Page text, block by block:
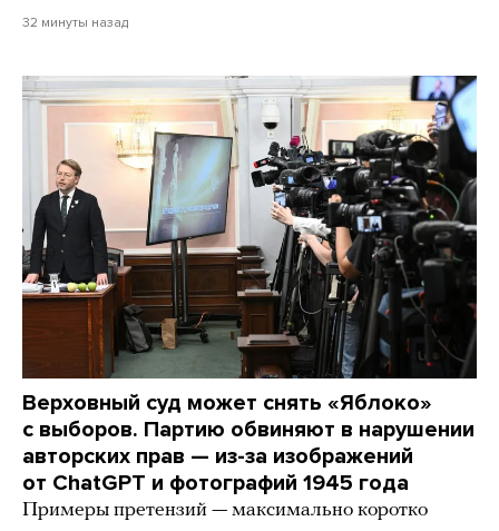
32 минуты назад
Верховный суд может снять «Яблоко»
с выборов. Партию обвиняют в нарушении
авторских прав — из-за изображений
от ChatGPT и фотографий 1945 года
Примеры претензий — максимально коротко